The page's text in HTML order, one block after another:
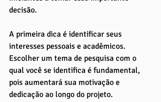
decisão.
A primeira dica é identificar seus
interesses pessoais e acadêmicos.
Escolher um tema de pesquisa com o
qual você se identifica é fundamental,
pois aumentará sua motivação e
dedicação ao longo do projeto.